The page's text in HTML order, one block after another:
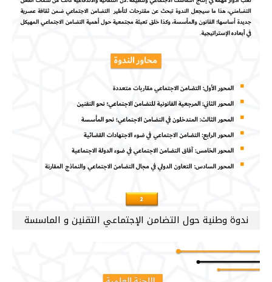
ندوة وطنية حول التضامن الإجتماعي التقنين و الماسسة